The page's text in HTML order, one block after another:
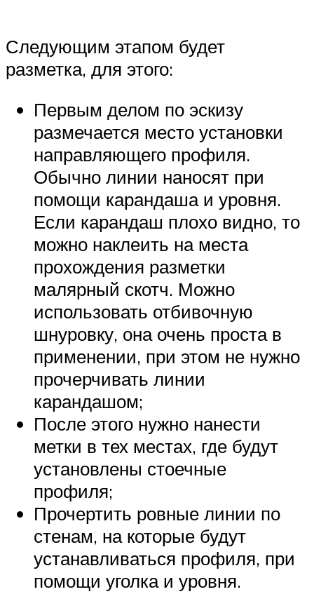
Следующим этапом будет
разметка, для этого:
Первым делом по эскизу
размечается место установки
направляющего профиля.
Обычно линии наносят при
помощи карандаша и уровня.
Если карандаш плохо видно, то
можно наклеить на места
прохождения разметки
малярный скотч. Можно
использовать отбивочную
шнуровку, она очень проста в
применении, при этом не нужно
прочерчивать линии
карандашом;
После этого нужно нанести
метки в тех местах, где будут
установлены стоечные
профиля;
Прочертить ровные линии по
стенам, на которые будут
устанавливаться профиля, при
помощи уголка и уровня.